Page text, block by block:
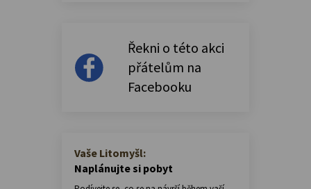
Řekni o této akci
přátelům na
Facebooku
Vaše Litomyšl:
Naplánujte si pobyt